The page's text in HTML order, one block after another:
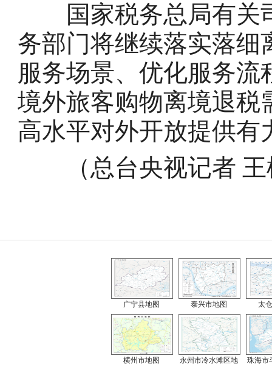
国家税务总局有关
务部门将继续落实落细
服务场景、优化服务
境外旅客购物离境退税
高水平对外开放提供有
（总台央视记者 王
广宁县地图 泰兴市地图 太
横州市地图 永州市冷水滩区地 珠海市